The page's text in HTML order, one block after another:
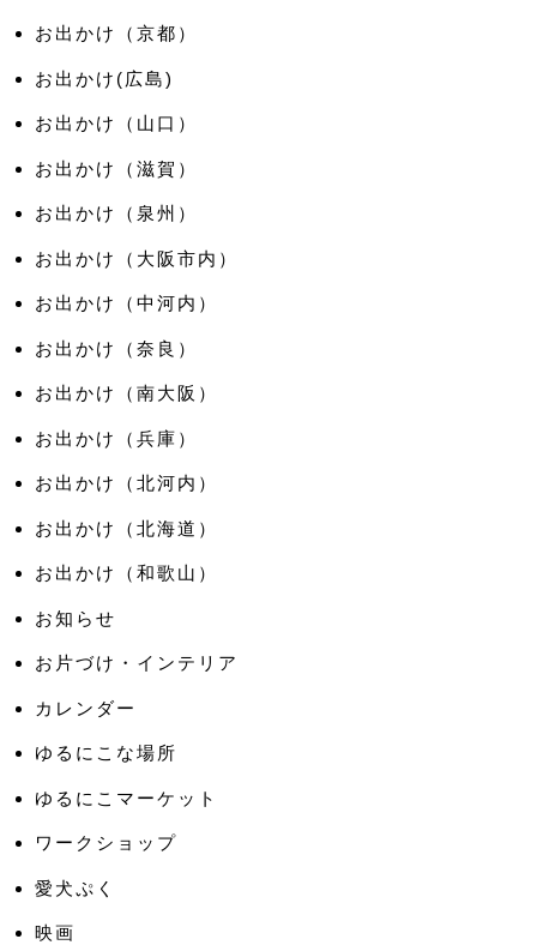
お出かけ（京都）
お出かけ(広島)
お出かけ（山口）
お出かけ（滋賀）
お出かけ（泉州）
お出かけ（大阪市内）
お出かけ（中河内）
お出かけ（奈良）
お出かけ（南大阪）
お出かけ（兵庫）
お出かけ（北河内）
お出かけ（北海道）
お出かけ（和歌山）
お知らせ
お片づけ・インテリア
カレンダー
ゆるにこな場所
ゆるにこマーケット
ワークショップ
愛犬ぷく
映画